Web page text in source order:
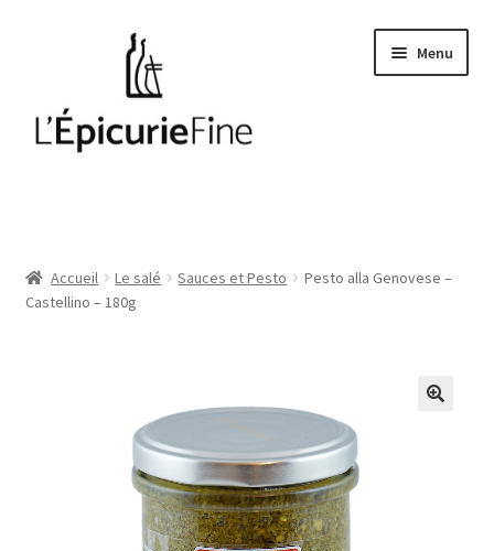
navigation
Menu
Huiles et vinaigres
Accueil Le salé Sauces et Pesto
Pesto alla Genovese –
Castellino – 180g